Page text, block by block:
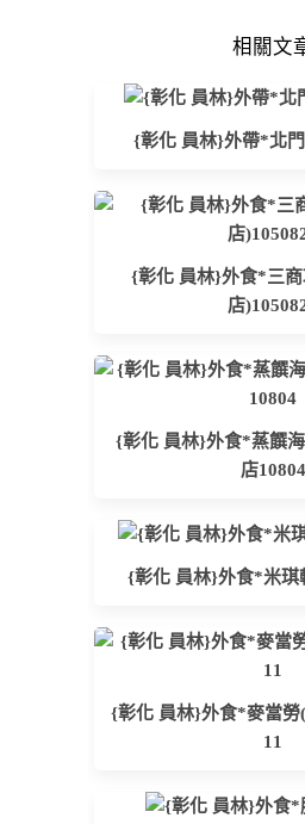
相關文
{彰化 員林}外帶*北
{彰化 員林}外食*三
店
{彰化 員林}外食*蒸饌
店10804
{彰化 員林}外食*米琪
{彰化 員林}外食*麥當勞
11